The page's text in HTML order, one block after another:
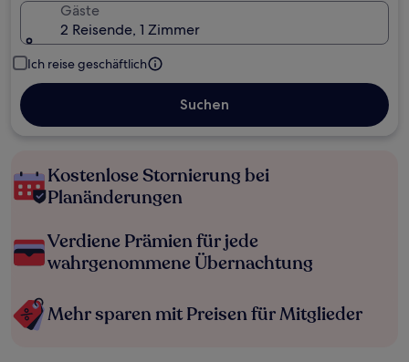
Gäste
2 Reisende, 1 Zimmer
Ich reise geschäftlich
Suchen
Kostenlose Stornierung bei
Planänderungen
Verdiene Prämien für jede
wahrgenommene Übernachtung
Mehr sparen mit Preisen für Mitglieder